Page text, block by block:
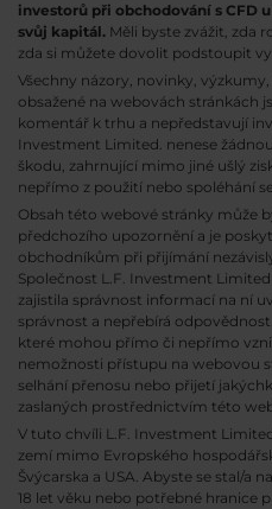
investorů při obchodování s CFD
svůj kapitál. Měli byste zvážit, zda
zda si můžete dovolit podstoupit
Všechny názory, novinky,
obsažené na webovách stránkách
komentář k trhu a nepředstavují
Investment Limited. nenese
škodu, zahrnující mimo jiné ušlý
nepřímo z použití nebo spoléhání
Obsah této webové stránky může
předchozího upozornění a je
obchodníkům při přijímání
Společnost L.F. Investment
zajistila správnost informací na ní
správnost a nepřebírá
které mohou přímo či nepřímo
nemožnosti přístupu na webovou
selhání přenosu nebo přijetí
zaslaných prostřednictvím této
V tuto chvíli L.F. Investment
zemí mimo Evropského
Švýcarska a USA. Abyste se stal/a
18 let věku nebo potřebné hranice